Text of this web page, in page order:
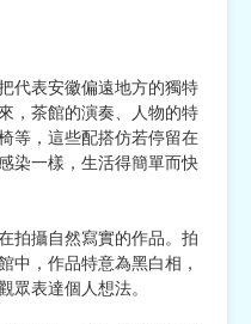
代表安徽偏遠地方的獨特
，茶館的演奏、人物的特
等，這些配搭仿若停留在
染一樣，生活得簡單而快
拍攝自然寫實的作品。拍
中，作品特意為黑白相，
眾表達個人想法。